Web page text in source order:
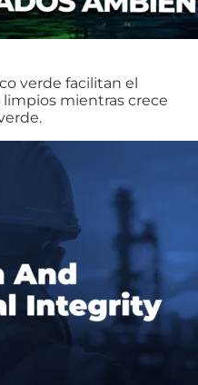
verde facilitan el
mientras crece